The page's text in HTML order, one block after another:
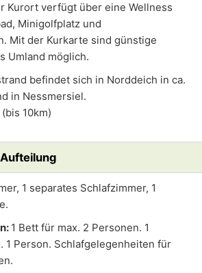
Kurort verfügt über eine Wellness
Minigolfplatz und
Mit der Kurkarte sind günstige
Umland möglich.
befindet sich in Norddeich in ca.
in Nessmersiel.
10km)
1 separates Schlafzimmer, 1
1 Bett für max. 2 Personen. 1
1 Person. Schlafgelegenheiten für